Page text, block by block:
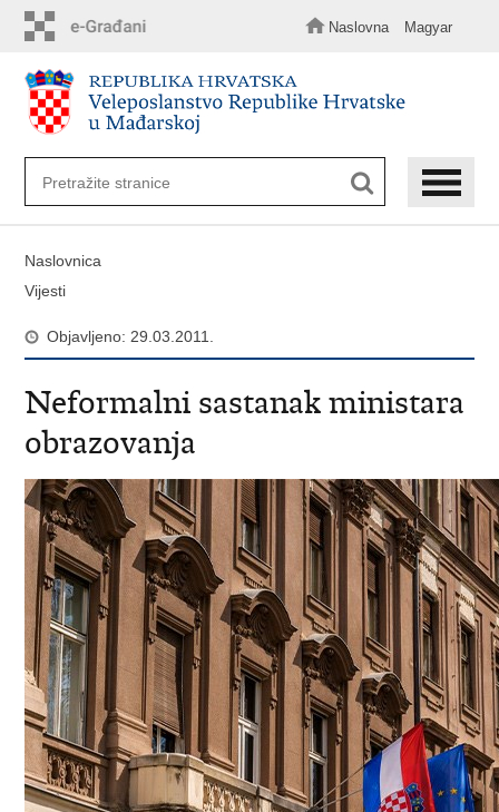
sadržaj
Naslovna Magyar
Naslovnica
Vijesti
Objavljeno: 29.03.2011.
Neformalni sastanak ministara
obrazovanja